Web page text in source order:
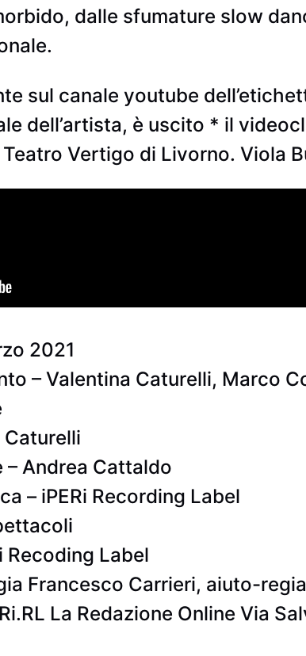
dalle sfumature slow
sul canale youtube
dell’artista, è uscito * il
Vertigo di Livorno. Viola
2021
– Valentina Caturelli, Marco
Andrea Cattaldo
– iPERi Recording Label
Recoding Label
Francesco Carrieri, aiuto-
La Redazione Online Via